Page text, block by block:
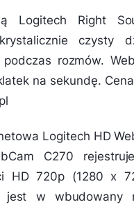
Logitech Right
czysty
rozmów.
na sekundę.
Logitech HD
C270
HD 720p (1280 x
jest w wbudowany